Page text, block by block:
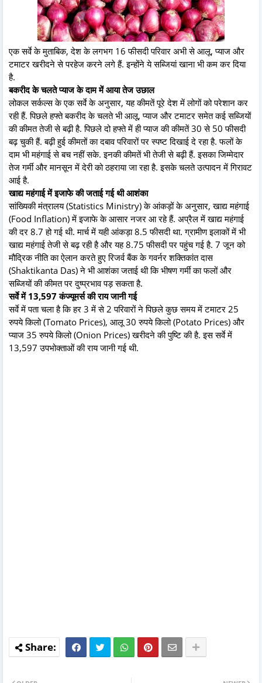
एक सर्वे के मुताबिक, देश के लगभग 16 फीसदी परिवार अभी से आलू, प्याज और
टमाटर खरीदने से परहेज करने लगे हैं. इन्होंने ये सब्जियां खाना भी कम कर दिया
है.
बकरीद के चलते प्याज के दाम में आया तेज उछाल
लोकल सर्कल्स के एक सर्वे के अनुसार, यह कीमतें पूरे देश में लोगों को परेशान कर
रही हैं. पिछले हफ्ते बकरीद के चलते भी आलू, प्याज और टमाटर समेत कई सब्जियों
की कीमत तेजी से बढ़ी है. पिछले दो हफ्ते में ही प्याज की कीमतें 30 से 50 फीसदी
बढ़ चुकी हैं. बढ़ी हुई कीमतों का दबाव परिवारों पर स्पष्ट दिखाई दे रहा है. फलों के
दाम भी महंगाई से बच नहीं सके. इनकी कीमतें भी तेजी से बढ़ी हैं. इसका जिम्मेदार
तेज गर्मी और मानसून में देरी को ठहराया जा रहा है. इसके चलते उत्पादन में गिरावट
आई है.
खाद्य महंगाई में इजाफे की जताई गई थी आशंका
सांख्यिकी मंत्रालय (Statistics Ministry) के आंकड़ों के अनुसार, खाद्य महंगाई
(Food Inflation) में इजाफे के आसार नजर आ रहे हैं. अप्रैल में खाद्य महंगाई
की दर 8.7 हो गई थी. मार्च में यही आंकड़ा 8.5 फीसदी था. ग्रामीण इलाकों में भी
खाद्य महंगाई तेजी से बढ़ रही है और यह 8.75 फीसदी पर पहुंच गई है. 7 जून को
मौद्रिक नीति का ऐलान करते हुए रिजर्व बैंक के गवर्नर शक्तिकांत दास
(Shaktikanta Das) ने भी आशंका जताई थी कि भीषण गर्मी का फलों और
सब्जियों की कीमत पर दुष्प्रभाव पड़ सकता है.
सर्वे में 13,597 कंज्यूमर्स की राय जानी गई
सर्वे में पता चला है कि हर 3 में से 2 परिवारों ने पिछले कुछ समय में टमाटर 25
रुपये किलो (Tomato Prices), आलू 30 रुपये किलो (Potato Prices) और
प्याज 35 रुपये किलो (Onion Prices) खरीदने की पुष्टि की है. इस सर्वे में
13,597 उपभोक्ताओं की राय जानी गई थी.